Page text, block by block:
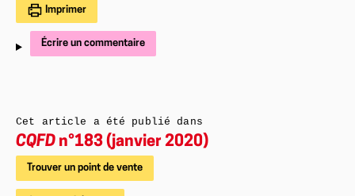
Imprimer
Écrire un commentaire
Cet article a été publié dans
CQFD n°183 (janvier 2020)
Trouver un point de vente